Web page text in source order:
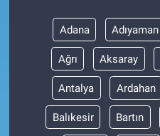
Adana Adıyaman
Ağrı Aksaray
Antalya Ardahan
Balıkesir Bartın